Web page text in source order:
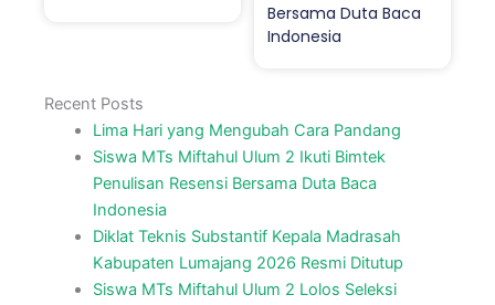
Bersama Duta Baca
Indonesia
Recent Posts
Lima Hari yang Mengubah Cara Pandang
Siswa MTs Miftahul Ulum 2 Ikuti Bimtek
Penulisan Resensi Bersama Duta Baca
Indonesia
Diklat Teknis Substantif Kepala Madrasah
Kabupaten Lumajang 2026 Resmi Ditutup
Siswa MTs Miftahul Ulum 2 Lolos Seleksi